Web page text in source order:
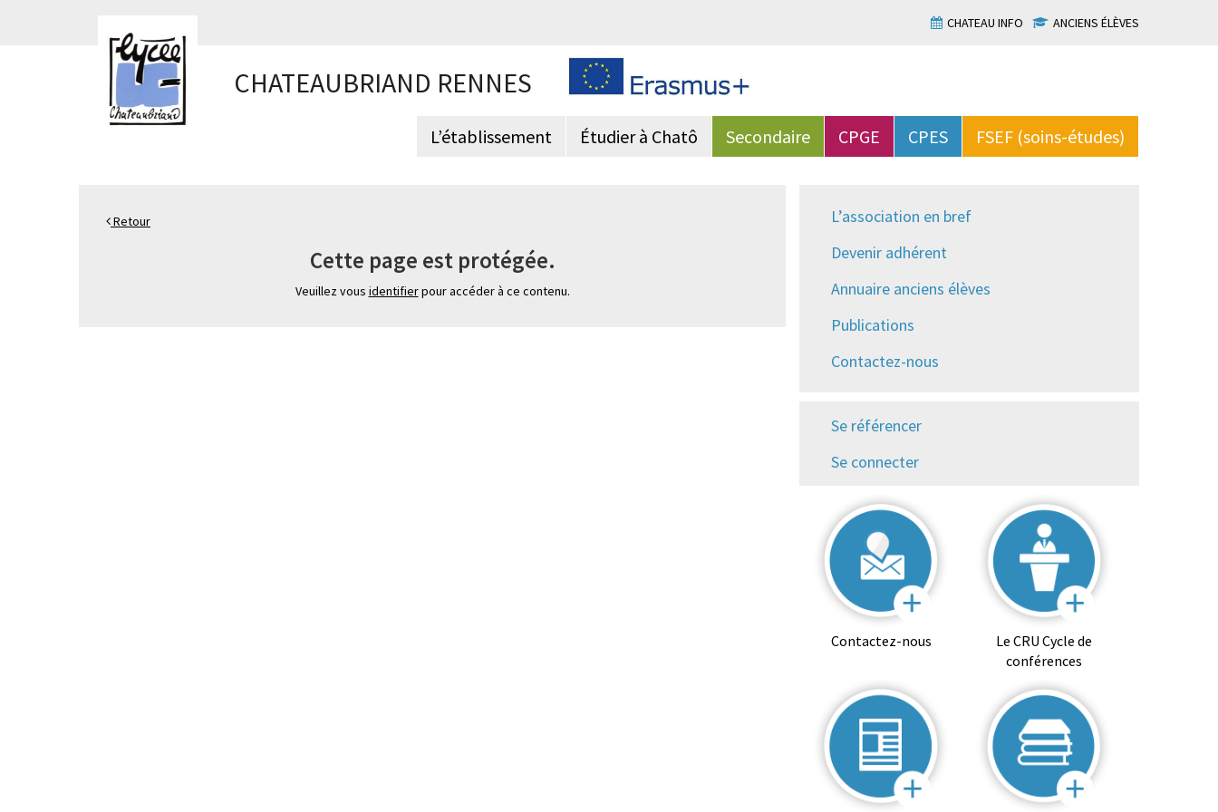
CHATEAU INFO ANCIENS ÉLÈVES
CHATEAUBRIAND RENNES
L’établissement Étudier à Chatô Secondaire CPGE CPES FSEF (soins-études)
Retour
Cette page est protégée.
Veuillez vous identifierpour accéder à ce contenu.
L’association en bref
Devenir adhérent
Annuaire anciens élèves
Publications
Contactez-nous
Se référencer
Se connecter
Contactez-nous
Le CRU Cycle de
conférences